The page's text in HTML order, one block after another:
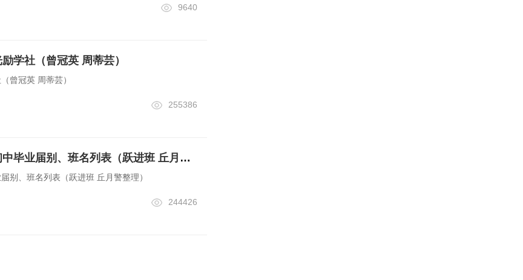
9640
学社（曾冠英 周蒂芸）
曾冠英 周蒂芸）
255386
缅甸华侨中学复办高、初中毕业届别、班名列表（跃进班 丘月警整理）
别、班名列表（跃进班 丘月警整理）
244426